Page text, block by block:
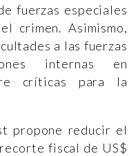
fuerzas especiales
crimen. Asimismo,
a las fuerzas
internas en
críticas para la
propone reducir el
fiscal de US$